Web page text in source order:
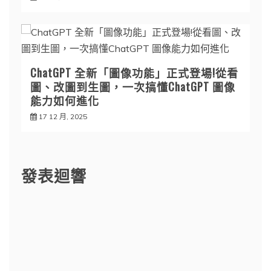
ChatGPT 全新「圖像功能」正式登場!從看
圖、改圖到生圖，一次搞懂ChatGPT 圖像
能力如何進化
17 12 月, 2025
發表迴響